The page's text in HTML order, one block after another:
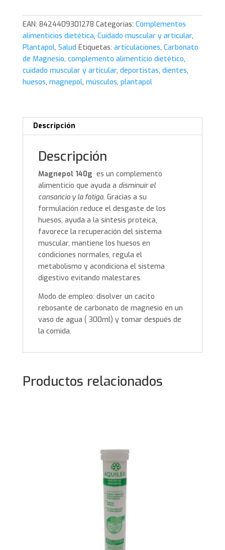
cantidad
EAN: 8424409301278 Categorías: Complementos
alimenticios dietética, Cuidado muscular y articular,
Plantapol, Salud Etiquetas: articulaciones, Carbonato
de Magnesio, complemento alimenticio dietético,
cuidado muscular y articular, deportistas, dientes,
huesos, magnepol, músculos, plantapol
Descripción
Descripción
Magnepol 140g es un complemento
alimenticio que ayuda a disminuir el
cansancio y la fatiga. Gracias a su
formulación reduce el desgaste de los
huesos, ayuda a la síntesis proteica,
favorece la recuperación del sistema
muscular, mantiene los huesos en
condiciones normales, regula el
metabolismo y acondiciona el sistema
digestivo evitando malestares.
Modo de empleo: disolver un cacito
rebosante de carbonato de magnesio en un
vaso de agua ( 300ml) y tomar después de
la comida.
Productos relacionados